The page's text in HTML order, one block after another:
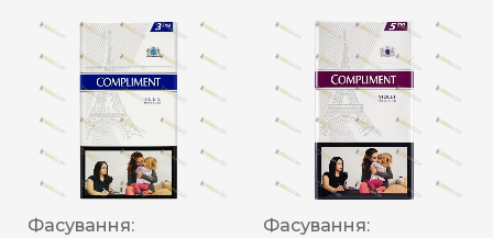
Фасування:
Фасування: